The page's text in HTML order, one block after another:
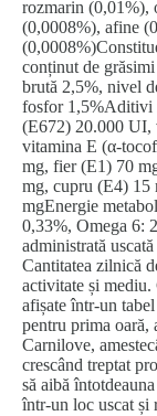
rozmarin (0,01%),
(0,0008%), afine
conținut de
brută 2,5%, nivel
fosfor 1,5%Aditivi
(E672) 20.000 UI,
vitamina E (α-
mg, fier (E1) 70
mg, cupru (E4) 15
mgEnergie
0,33%, Omega 6:
administrată
Cantitatea zilnică
activitate și mediu.
afișate într-un
pentru prima oară,
Carnilove,
crescând treptat
să aibă
într-un loc uscat și